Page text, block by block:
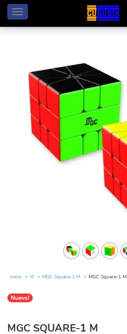
Menú
Inicio YJ MGC Square-1 M MGC Square-1 M
Nuevo!
MGC SQUARE-1 M